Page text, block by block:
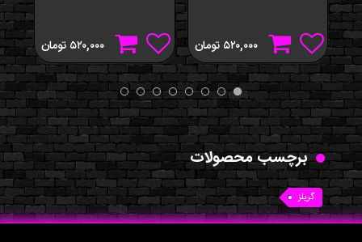
۵۲۰,۰۰۰ تومان ۵۲۰,۰۰۰ تومان
برچسب محصولات
گریلز